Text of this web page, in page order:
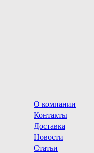
О компании
Контакты
Доставка
Новости
Статьи